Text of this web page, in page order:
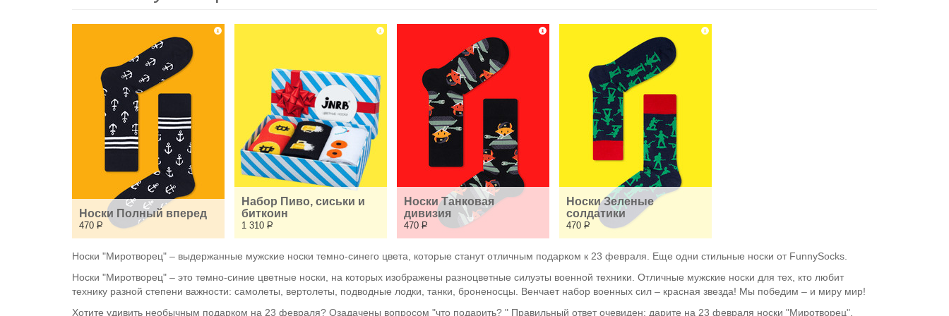
Носки Полный вперед
470 Р
Набор Пиво, сиськи и
биткоин
1 310 Р
Носки Танковая
дивизия
470 Р
Носки Зеленые
солдатики
470 Р
Носки "Миротворец" – выдержанные мужские носки темно-синего цвета, которые станут отличным подарком к 23 февраля. Еще одни стильные носки от FunnySocks.
Носки "Миротворец" – это темно-синие цветные носки, на которых изображены разноцветные силуэты военной техники. Отличные мужские носки для тех, кто любит
технику разной степени важности: самолеты, вертолеты, подводные лодки, танки, броненосцы. Венчает набор военных сил – красная звезда! Мы победим – и миру мир!
Хотите удивить необычным подарком на 23 февраля? Озадачены вопросом "что подарить? " Правильный ответ очевиден: дарите на 23 февраля носки "Миротворец".